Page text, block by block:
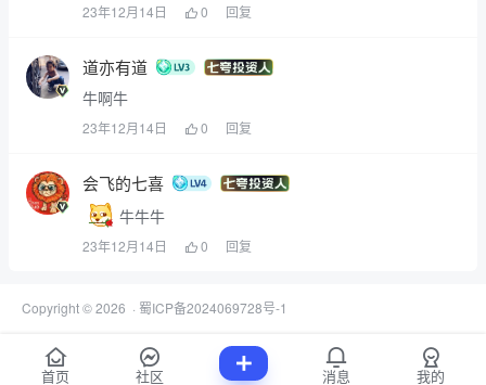
23年12月14日 0 回复
道亦有道
牛啊牛
23年12月14日 0 回复
会飞的七喜
牛牛牛
23年12月14日 0 回复
Copyright © 2026 · 蜀ICP备2024069728号-1
首页 社区 消息 我的